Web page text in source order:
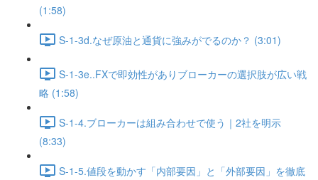
(1:58)
S-1-3d.なぜ原油と通貨に強みがでるのか？ (3:01)
S-1-3e..FXで即効性がありブローカーの選択肢が広い戦
略 (1:58)
S-1-4.ブローカーは組み合わせで使う｜2社を明示
(8:33)
S-1-5.値段を動かす「内部要因」と「外部要因」を徹底